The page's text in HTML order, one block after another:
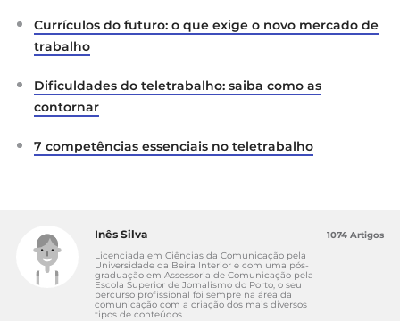
Currículos do futuro: o que exige o novo mercado de
trabalho
Dificuldades do teletrabalho: saiba como as
contornar
7 competências essenciais no teletrabalho
Inês Silva
Licenciada em Ciências da Comunicação pela
Universidade da Beira Interior e com uma pós-
graduação em Assessoria de Comunicação pela
Escola Superior de Jornalismo do Porto, o seu
percurso profissional foi sempre na área da
comunicação com a criação dos mais diversos
tipos de conteúdos.
1074 Artigos